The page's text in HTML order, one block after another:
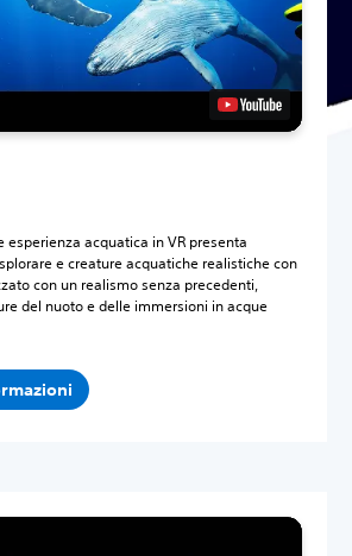
esperienza acquatica in VR presenta
e creature acquatiche realistiche con
con un realismo senza precedenti,
del nuoto e delle immersioni in acque